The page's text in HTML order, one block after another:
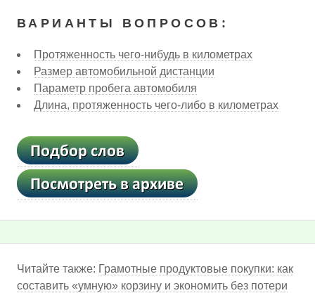
ВАРИАНТЫ ВОПРОСОВ:
Протяженность чего-нибудь в километрах
Размер автомобильной дистанции
Параметр пробега автомобиля
Длина, протяженность чего-либо в километрах
Читайте также: Грамотные продуктовые покупки: как
составить «умную» корзину и экономить без потери